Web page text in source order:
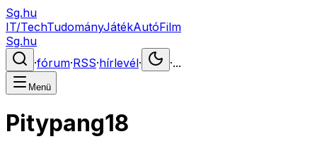
Sg.hu
IT/TechTudományJátékAutóFilm
Sg.hu
·fórum·RSS·hírlevél· ·...
Menü
Pitypang18